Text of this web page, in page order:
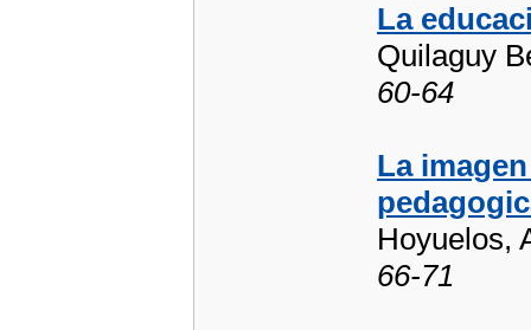
La
Quilaguy
60-64
La
Hoyuelos,
66-71